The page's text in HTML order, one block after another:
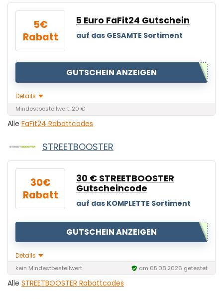
TENWAYS
5€
Rabatt
5 Euro FaFit24 Gutschein
auf das GESAMTE Sortiment
GUTSCHEIN ANZEIGEN
Details
Mindestbestellwert: 20 €
Alle FaFit24 Rabattcodes
STREETBOOSTER
30€
Rabatt
30 € STREETBOOSTER
Gutscheincode
auf das KOMPLETTE Sortiment
GUTSCHEIN ANZEIGEN
Details
kein Mindestbestellwert am 05.08.2026 getestet
Alle STREETBOOSTER Rabattcodes